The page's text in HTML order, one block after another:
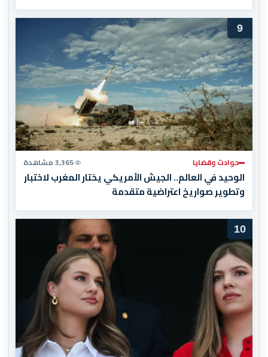
9
حوادث وقضايا 3,365 مشاهدة
الوحيد في العالم.. الجيش الأمريكي يختار المغرب لاختبار
وتطوير صواريخ اعتراضية متقدمة
10